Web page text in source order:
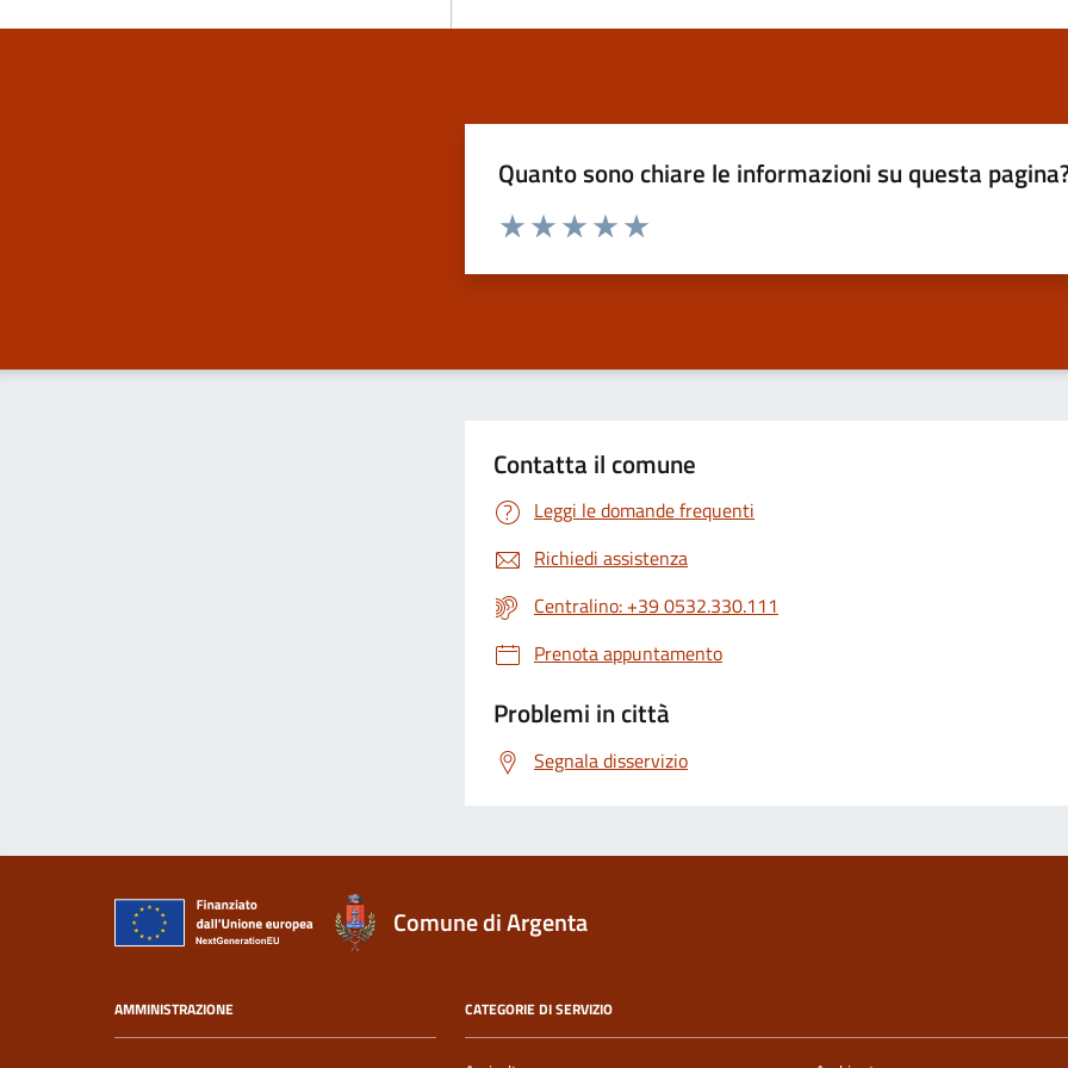
Quanto sono chiare le informazioni su questa
Valuta da 1 a 5 stelle la pagina
Contatta il comune
Leggi le domande frequenti
Richiedi assistenza
Centralino: +39 0532.330.111
Prenota appuntamento
Problemi in città
Segnala disservizio
Comune di Argenta
AMMINISTRAZIONE CATEGORIE DI SERVIZIO